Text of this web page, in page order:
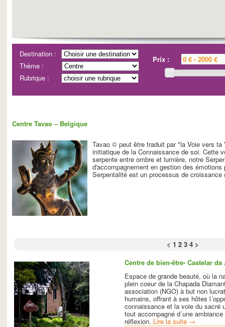
Prix :
Destination :
Thème :
Rubrique :
Centre Tavao – Belgique
Tavao © peut être traduit par "la Voie vers
initiatique de la Connaissance de soi. Cette
serpente entre ombre et lumière, notre
d'accompagnement en gestion des
Serpentalité est un processus de
< 1 2 3 4 >
Centre de bien-être- Castelar
Espace de grande beauté, où la
plein coeur de la Chapada
association (NGO) à but non
humains, offrant à ses hôtes
connaissance et la voie du sacré
tout accompagné d´une
réflexion. Lire la suite →